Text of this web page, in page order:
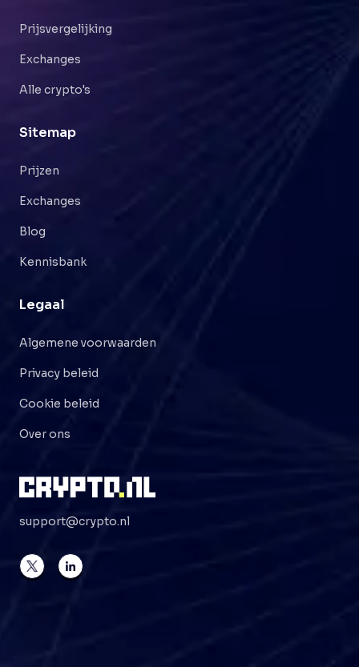
Prijsvergelijking
Exchanges
Alle crypto's
Sitemap
Prijzen
Exchanges
Blog
Kennisbank
Legaal
Algemene voorwaarden
Privacy beleid
Cookie beleid
Over ons
support@crypto.nl